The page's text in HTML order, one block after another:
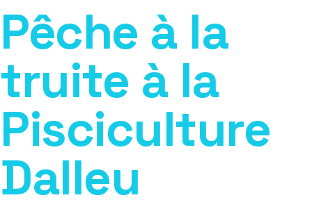
Pêche à la
truite à la
Pisciculture
Dalleu